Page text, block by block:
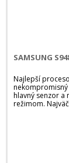
SAMSUNG
Najlepší
hlavný senzor a
režimom.